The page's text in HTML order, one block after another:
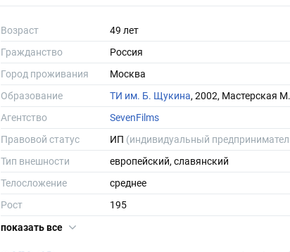
Возраст
49 лет
Гражданство
Россия
Город проживания
Москва
Образование
ТИ им. Б. Щукина, 2002, Мастерская
Агентство
SevenFilms
Правовой статус
ИП (индивидуальный
Тип внешности
европейский, славянский
Телосложение
среднее
Рост
195
Вес
показать все